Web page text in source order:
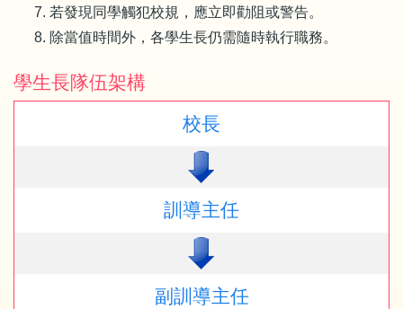
若發現同學觸犯校規，應立即勸阻或警告。
除當值時間外，各學生長仍需隨時執行職務。
學生長隊伍架構
校長
訓導主任
副訓導主任